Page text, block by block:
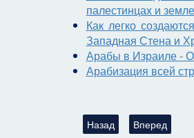
палестинцах и
Как легко
Западная Стена и
Арабы в Израиле -
Арабизация всей
Предыдущий: ОДИН
Назад Следующий:
Вперед